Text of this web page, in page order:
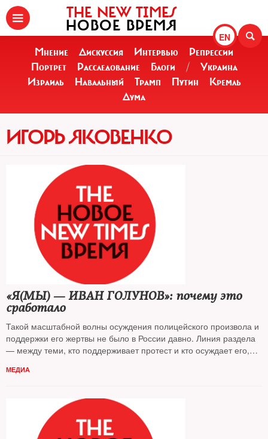
EN
THE NEW TIMES
НОВОЕ ВРЕМЯ
Мнение Дискуссия Интервью
Репрессии
Портрет
Расследование Блоги /
Украина
Израиль
Навальный Трамп Путин
Кремль
Дума
ИГОРЬ ЯКОВЕНКО
«Я(МЫ) — ИВАН ГОЛУНОВ»: почему это
сработало
Такой масштабной волны осуждения полицейского произвола и
поддержки его жертвы не было в России давно. Линия раздела
— между теми, кто поддерживает протест и кто осуждает его,
местами стала исчезать. О феномене дела Голунова пишет
МЕДИА